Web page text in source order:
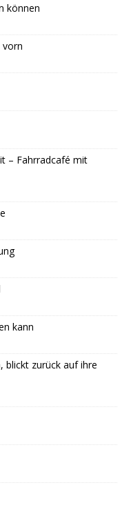
können
vorn
– Fahrradcafé mit
kann
blickt zurück auf ihre